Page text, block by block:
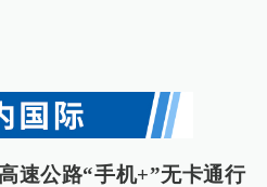
速公路“手机+”无卡通行